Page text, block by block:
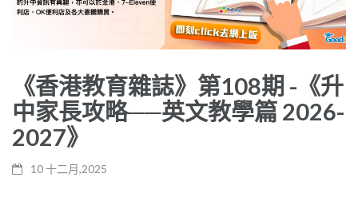
《香港教育雜誌》第108期 -《升
中家長攻略──英文教學篇 2026-
2027》
10 十二月,2025